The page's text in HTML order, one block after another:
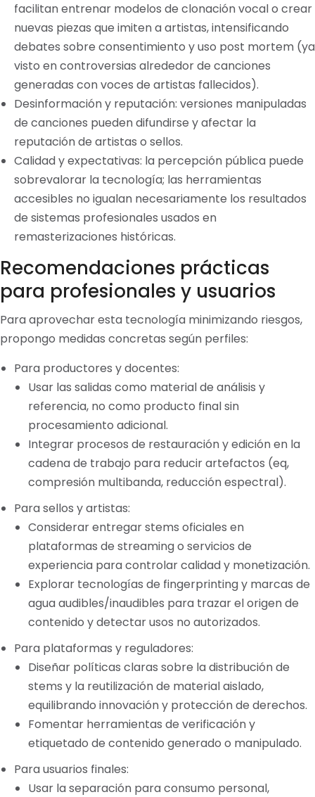
facilitan entrenar modelos de clonación vocal o crear
nuevas piezas que imiten a artistas, intensificando
debates sobre consentimiento y uso post mortem (ya
visto en controversias alrededor de canciones
generadas con voces de artistas fallecidos).
Desinformación y reputación: versiones manipuladas
de canciones pueden difundirse y afectar la
reputación de artistas o sellos.
Calidad y expectativas: la percepción pública puede
sobrevalorar la tecnología; las herramientas
accesibles no igualan necesariamente los resultados
de sistemas profesionales usados en
remasterizaciones históricas.
Recomendaciones prácticas
para profesionales y usuarios
Para aprovechar esta tecnología minimizando riesgos,
propongo medidas concretas según perfiles:
Para productores y docentes:
Usar las salidas como material de análisis y
referencia, no como producto final sin
procesamiento adicional.
Integrar procesos de restauración y edición en la
cadena de trabajo para reducir artefactos (eq,
compresión multibanda, reducción espectral).
Para sellos y artistas:
Considerar entregar stems oficiales en
plataformas de streaming o servicios de
experiencia para controlar calidad y monetización.
Explorar tecnologías de fingerprinting y marcas de
agua audibles/inaudibles para trazar el origen de
contenido y detectar usos no autorizados.
Para plataformas y reguladores:
Diseñar políticas claras sobre la distribución de
stems y la reutilización de material aislado,
equilibrando innovación y protección de derechos.
Fomentar herramientas de verificación y
etiquetado de contenido generado o manipulado.
Para usuarios finales:
Usar la separación para consumo personal,